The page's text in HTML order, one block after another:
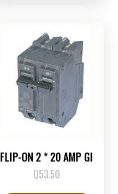
FLIP-ON 2 * 20 AMP GI
Q53.50